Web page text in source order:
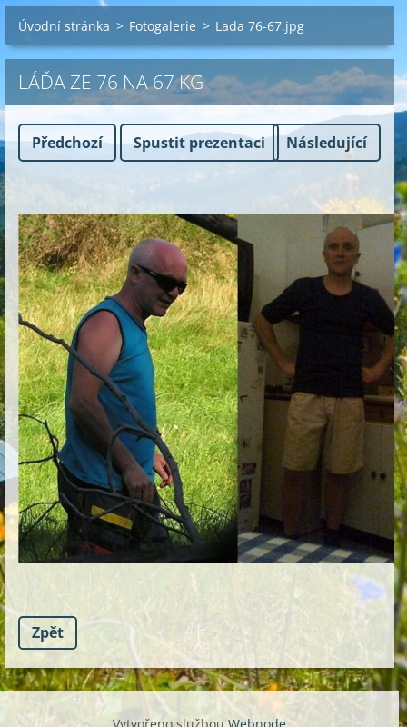
Úvodní stránka > Fotogalerie > Lada 76-67.jpg
LÁĎA ZE 76 NA 67 KG
Předchozí Spustit prezentaci Následující
Zpět